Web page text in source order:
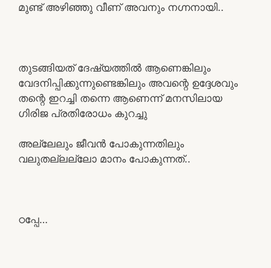
മുണ്ട് അഴിഞ്ഞു വീണ് അവനും നഗ്നനായി..
തുടങ്ങിയത് ദേഷ്യത്തിൽ ആണെങ്കിലും
വേദനിപ്പിക്കുന്നുണ്ടെങ്കിലും അവന്റെ ഉദ്ദേശവും
തന്റെ ഇറച്ചി തന്നെ ആണെന്ന് മനസിലായ
ഗിരിജ പ്രതിരോധം കുറച്ചു
അല്ലേലും ജീവൻ പോകുന്നതിലും
വലുതല്ലല്ലോ മാനം പോകുന്നത്..
ഠപ്പേ…